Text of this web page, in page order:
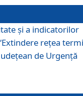
și a indicatorilor
rețea
de Urgență